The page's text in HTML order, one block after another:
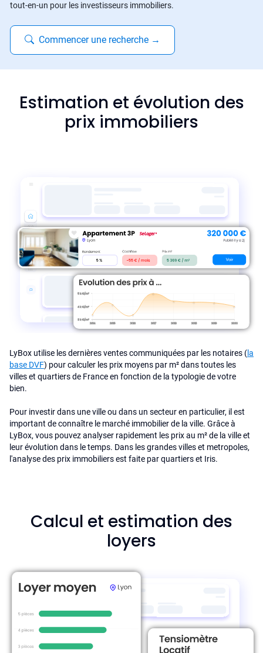
tout-en-un pour les investisseurs immobiliers.
Commencer une recherche →
Estimation et évolution des
prix immobiliers
LyBox utilise les dernières ventes communiquées par les notaires (la
base DVF) pour calculer les prix moyens par m² dans toutes les
villes et quartiers de France en fonction de la typologie de votre
bien.
Pour investir dans une ville ou dans un secteur en particulier, il est
important de connaître le marché immobilier de la ville. Grâce à
LyBox, vous pouvez analyser rapidement les prix au m² de la ville et
leur évolution dans le temps. Dans les grandes villes et metropoles,
l'analyse des prix immobiliers est faite par quartiers et Iris.
Calcul et estimation des
loyers